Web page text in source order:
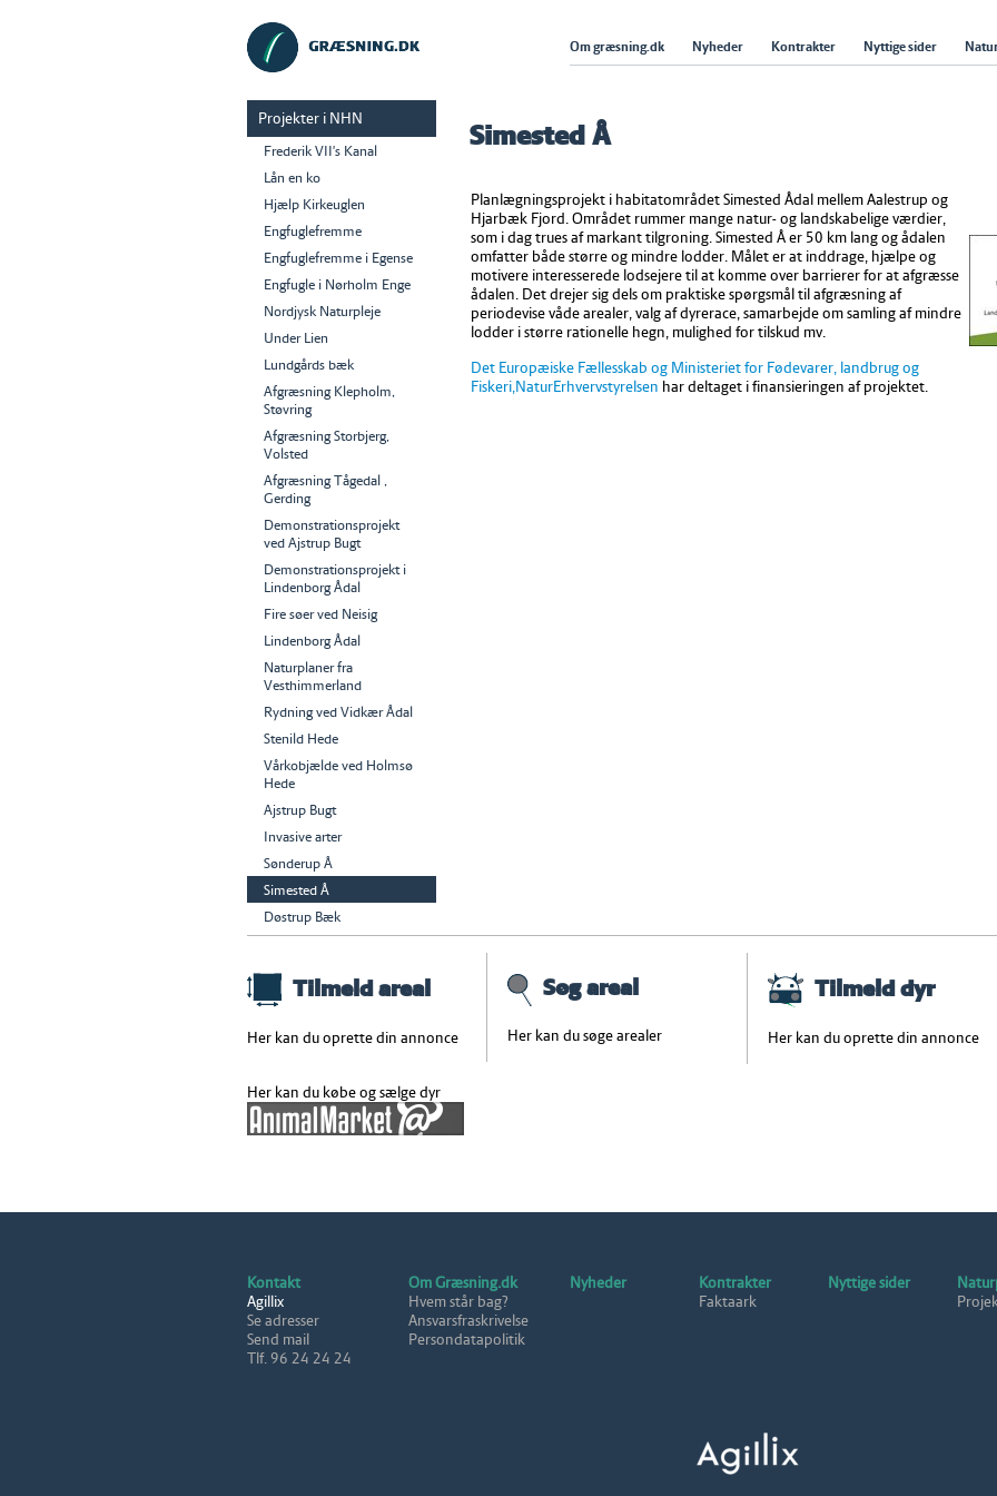
Om græsning.dk Nyheder Kontrakter Nyttige sider
Projekter i NHN
Frederik VII's Kanal
Lån en ko
Hjælp Kirkeuglen
Engfuglefremme
Engfuglefremme i Egense
Engfugle i Nørholm Enge
Nordjysk Naturpleje
Under Lien
Lundgårds bæk
Afgræsning Klepholm,
Støvring
Afgræsning Storbjerg,
Volsted
Afgræsning Tågedal ,
Gerding
Demonstrationsprojekt
ved Ajstrup Bugt
Demonstrationsprojekt i
Lindenborg Ådal
Fire søer ved Neisig
Lindenborg Ådal
Naturplaner fra
Vesthimmerland
Rydning ved Vidkær Ådal
Stenild Hede
Vårkobjælde ved Holmsø
Hede
Ajstrup Bugt
Invasive arter
Sønderup Å
Simested Å
Døstrup Bæk
Simested Å
Planlægningsprojekt i habitatområdet Simested Ådal mellem Aalestrup og
Hjarbæk Fjord. Området rummer mange natur- og landskabelige værdier,
som i dag trues af markant tilgroning. Simested Å er 50 km lang og ådalen
omfatter både større og mindre lodder. Målet er at inddrage, hjælpe og
motivere interesserede lodsejere til at komme over barrierer for at afgræsse
ådalen. Det drejer sig dels om praktiske spørgsmål til afgræsning af
periodevise våde arealer, valg af dyrerace, samarbejde om samling af mindre
lodder i større rationelle hegn, mulighed for tilskud mv.
Det Europæiske Fællesskab og Ministeriet for Fødevarer, landbrug og
Fiskeri,NaturErhvervstyrelsen har deltaget i finansieringen af projektet.
Tilmeld areal
Her kan du oprette din annonce
Her kan du købe og sælge dyr
Søg areal
Her kan du søge arealer
Tilmeld dyr
Her kan du oprette din annonce
Kontakt
Agillix
Se adresser
Send mail
Tlf. 96 24 24 24
Om Græsning.dk
Hvem står bag?
Ansvarsfraskrivelse
Persondatapolitik
Nyheder
Kontrakter
Faktaark
Nyttige sider